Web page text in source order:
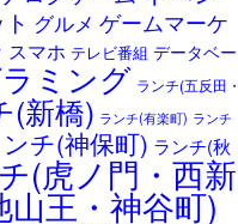
グルメ ゲームマーケ
スマホ テレビ番組 データベー
ミング ランチ(五反田・
(新橋) ランチ(有楽町) ランチ
チ(神保町) ランチ(秋
(虎ノ門・西新
山王・神谷町)